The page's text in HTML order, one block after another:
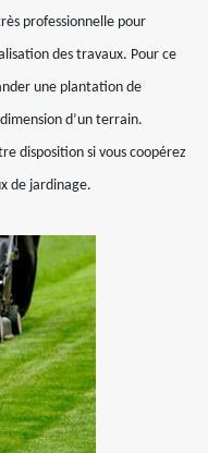
professionnelle pour
des travaux. Pour ce
une plantation de
d’un terrain.
disposition si vous coopérez
de jardinage.